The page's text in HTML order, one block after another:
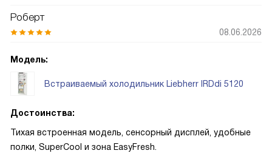
Роберт
08.06.2026
Модель:
Встраиваемый холодильник Liebherr IRDdi 5120
Достоинства:
Тихая встроенная модель, сенсорный дисплей, удобные
полки, SuperCool и зона EasyFresh.